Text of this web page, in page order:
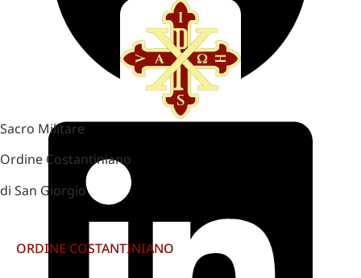
Sacro Militare
Ordine Costantiniano
di San Giorgio
ORDINE COSTANTINIANO